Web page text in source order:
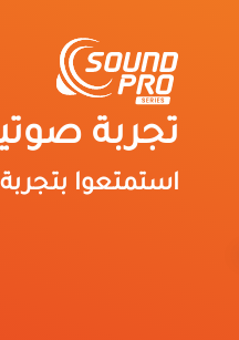
تجربة
استمتعوا